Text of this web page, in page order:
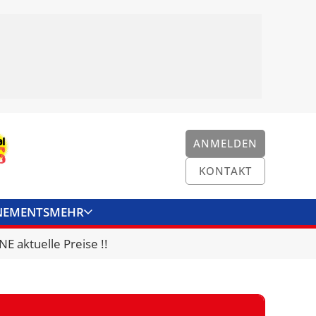
ANMELDEN
KONTAKT
MEHR
KONTAKT
aktuelle Preise !!